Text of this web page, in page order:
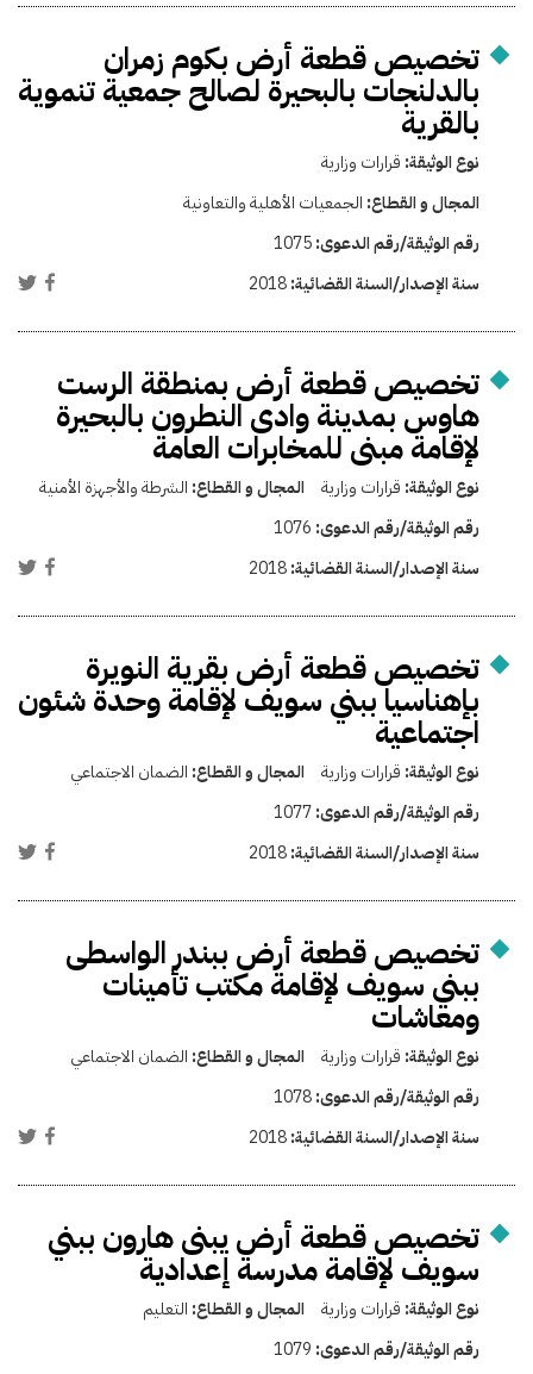
تخصيص قطعة أرض بكوم زمران
بالدلنجات بالبحيرة لصالح جمعية تنموية
بالقرية
نوع الوثيقة: قرارات وزارية
المجال و القطاع: الجمعيات الأهلية والتعاونية
رقم الوثيقة/رقم الدعوى:1075
سنة الإصدار/السنة القضائية:2018
تخصيص قطعة أرض بمنطقة الرست
هاوس بمدينة وادى النطرون بالبحيرة
لإقامة مبنى للمخابرات العامة
نوع الوثيقة: قرارات وزارية المجال و القطاع: الشرطة والأجهزة الأمنية
رقم الوثيقة/رقم الدعوى: 1076
سنة الإصدار/السنة القضائية:2018
تخصيص قطعة أرض بقرية النويرة
بإهناسيا ببني سويف لإقامة وحدة شئون
اجتماعية
نوع الوثيقة: قرارات وزارية المجال و القطاع: الضمان الاجتماعي
رقم الوثيقة/رقم الدعوى:1077
سنة الإصدار/السنة القضائية:2018
تخصيص قطعة أرض ببندر الواسطى
ببني سويف لإقامة مكتب تأمينات
ومعاشات
نوع الوثيقة: قرارات وزارية المجال و القطاع: الضمان الاجتماعي
رقم الوثيقة/رقم الدعوى:1078
سنة الإصدار/السنة القضائية:2018
تخصيص قطعة أرض يبنى هارون ببني
سويف لإقامة مدرسة إعدادية
نوع الوثيقة: قرارات وزارية المجال و القطاع: التعليم
رقم الوثيقة/رقم الدعوى: 1079